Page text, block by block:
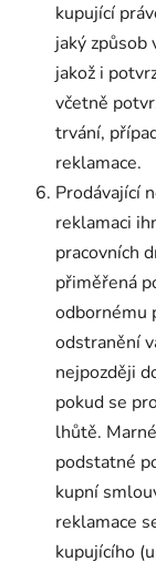
kupující
jaký způsob
jakož i
včetně
trvání,
reklamace.
Prodávající
reklamaci
pracovních
přiměřená
odbornému
odstranění
nejpozději
pokud se
lhůtě.
podstatné
kupní
reklamace
kupujícího